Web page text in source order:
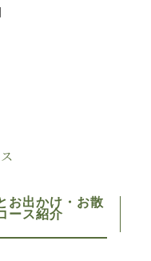
お出かけ・お散
ース紹介